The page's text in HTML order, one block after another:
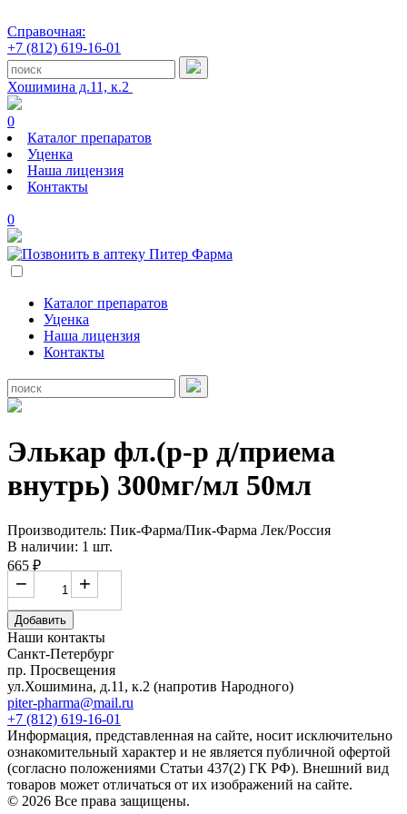
Справочная:
+7 (812) 619-16-01
Хошимина д.11, к.2
0
Каталог препаратов
Уценка
Наша лицензия
Контакты
0
Каталог препаратов
Уценка
Наша лицензия
Контакты
Элькар фл.(р-р д/приема
внутрь) 300мг/мл 50мл
Производитель: Пик-Фарма/Пик-Фарма Лек/Россия
В наличии: 1 шт.
665 ₽
+
−
Добавить
Наши контакты
Санкт-Петербург
пр. Просвещения
ул.Хошимина, д.11, к.2 (напротив Народного)
piter-pharma@mail.ru
+7 (812) 619-16-01
Информация, представленная на сайте, носит исключительно
ознакомительный характер и не является публичной офертой
(согласно положениями Статьи 437(2) ГК РФ). Внешний вид
товаров может отличаться от их изображений на сайте.
© 2026 Все права защищены.